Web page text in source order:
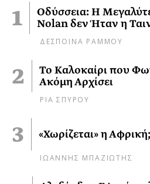
Οδύσσεια: Η
Nolan δεν Ήταν η
ΔΕΣΠΟΙΝΑ ΡΑΜΜΟΥ
Το Καλοκαίρι που
Ακόμη Αρχίσει
ΡΙΑ ΣΠΥΡΟΥ
«Χωρίζεται» η Αφρική;
ΙΩΑΝΝΗΣ ΜΠΑΖΙΩΤΗΣ